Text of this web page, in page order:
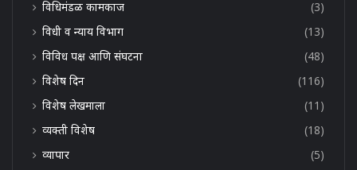
विधिमंडळ कामकाज
(3)
विधी व न्याय विभाग
(13)
विविध पक्ष आणि संघटना
(48)
विशेष दिन
(116)
विशेष लेखमाला
(11)
व्यक्ती विशेष
(18)
व्यापार
(5)